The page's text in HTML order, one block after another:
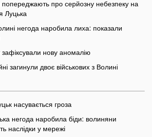
про серйозну небезпеку на
Луцька
негода наробила лиха: показали
нову аномалію
загинули двоє військових з Волині
насувається гроза
негода наробила біди: волиняни
наслідки у мережі